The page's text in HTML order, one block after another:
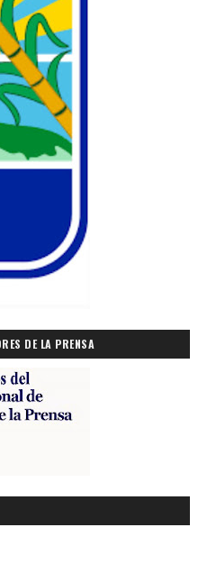
DE LA PRENSA